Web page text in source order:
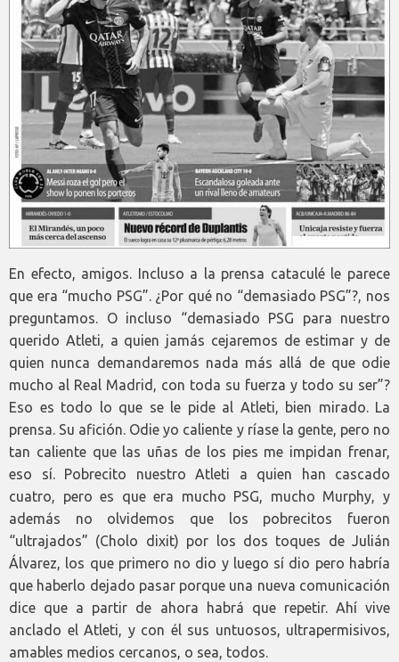
En efecto, amigos. Incluso a la prensa cataculé le parece
que era “mucho PSG”. ¿Por qué no “demasiado PSG”?, nos
preguntamos. O incluso “demasiado PSG para nuestro
querido Atleti, a quien jamás cejaremos de estimar y de
quien nunca demandaremos nada más allá de que odie
mucho al Real Madrid, con toda su fuerza y todo su ser”?
Eso es todo lo que se le pide al Atleti, bien mirado. La
prensa. Su afición. Odie yo caliente y ríase la gente, pero no
tan caliente que las uñas de los pies me impidan frenar,
eso sí. Pobrecito nuestro Atleti a quien han cascado
cuatro, pero es que era mucho PSG, mucho Murphy, y
además no olvidemos que los pobrecitos fueron
“ultrajados” (Cholo dixit) por los dos toques de Julián
Álvarez, los que primero no dio y luego sí dio pero habría
que haberlo dejado pasar porque una nueva comunicación
dice que a partir de ahora habrá que repetir. Ahí vive
anclado el Atleti, y con él sus untuosos, ultrapermisivos,
amables medios cercanos, o sea, todos.